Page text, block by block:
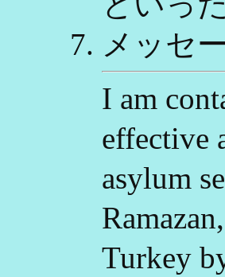
メッセ
I am
effective
asylum
Turkey